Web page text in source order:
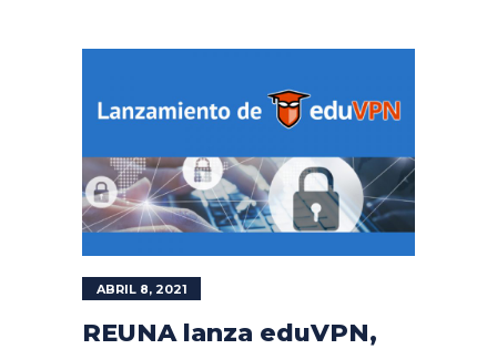
ABRIL 8, 2021
REUNA lanza eduVPN,